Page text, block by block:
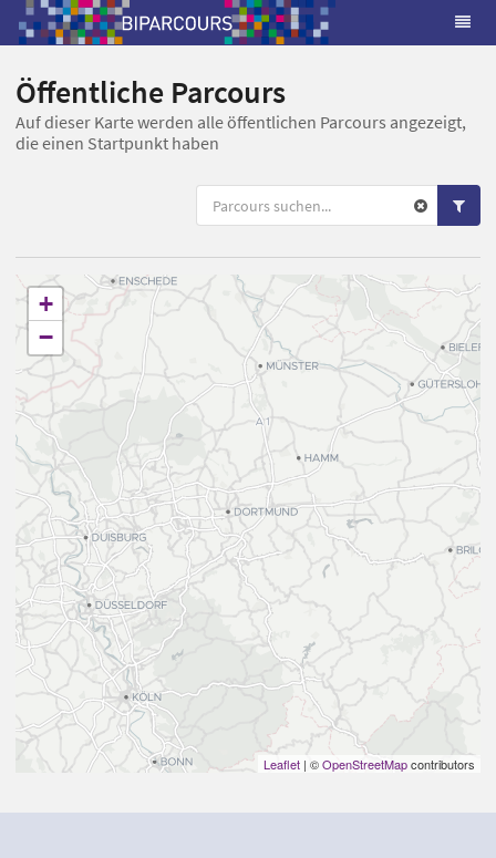
Öffentliche Parcours
Auf dieser Karte werden alle öffentlichen Parcours angezeigt,
die einen Startpunkt haben
+
−
Leaflet | ©OpenStreetMapcontributors